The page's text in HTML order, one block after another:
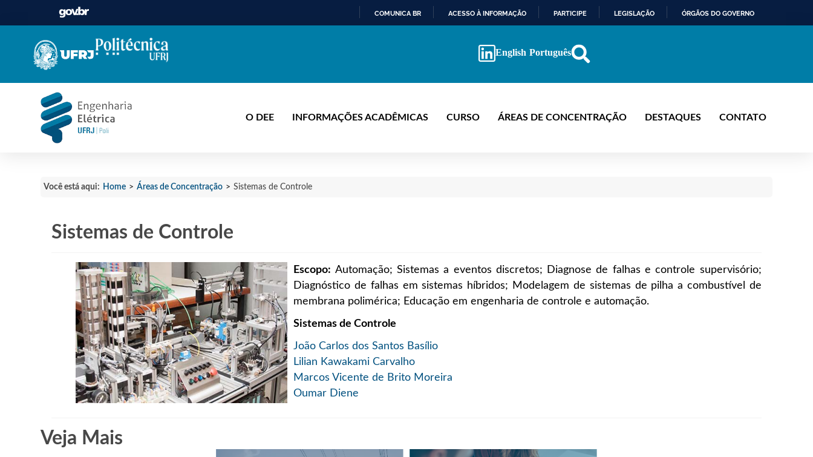
COMUNICA BR ACESSO À INFORMAÇÃO PARTICIPE LEGISLAÇÃO ÓRGÃOS DO GOVERNO
English Português
O DEE INFORMAÇÕES ACADÊMICAS CURSO ÁREAS DE CONCENTRAÇÃO DESTAQUES CONTATO
Você está aqui: Home > Áreas de Concentração > Sistemas de Controle
Sistemas de Controle
Escopo: Automação; Sistemas a eventos discretos; Diagnose de falhas e controle supervisório;
Diagnóstico de falhas em sistemas híbridos; Modelagem de sistemas de pilha a combustível de
membrana polimérica; Educação em engenharia de controle e automação.
Sistemas de Controle
João Carlos dos Santos Basílio
Lilian Kawakami Carvalho
Marcos Vicente de Brito Moreira
Oumar Diene
Veja Mais